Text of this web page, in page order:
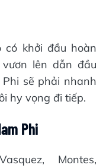
có khởi đầu hoàn
lên dẫn đầu
sẽ phải nhanh
hy vọng đi tiếp.
Phi
Montes,